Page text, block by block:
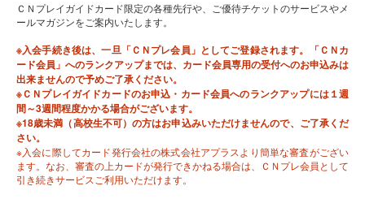
ＣＮプレイガイドカード限定の各種先行や、ご優待チケットのサービスやメ
ールマガジンをご案内いたします。
※入会手続き後は、一旦「ＣＮプレ会員」としてご登録されます。「ＣＮカ
ード会員」へのランクアップまでは、カード会員専用の受付へのお申込みは
出来ませんので予めご了承ください。
※ＣＮプレイガイドカードのお申込・カード会員へのランクアップには１週
間～3週間程度かかる場合がございます。
※18歳未満（高校生不可）の方はお申込みいただけませんので、ご了承くだ
さい。
※入会に際してカード発行会社の株式会社アプラスより簡単な審査がござい
ます。なお、審査の上カードが発行できかねる場合は、ＣＮプレ会員として
引き続きサービスご利用いただけます。